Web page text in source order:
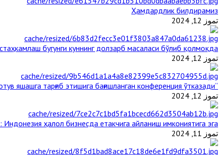
Ҳамдардлик билдирамиз
تموز 12, 2024
бугунги куннинг долзарб масаласи бўлиб қолмоқда
تموز 12, 2024
“Ал-Азҳар” Таиландда динларнинг тинч-тотув яшашга тарғиб этишига бағишланган конференция ўтказади
تموز 12, 2024
ҳалол бизнесда етакчига айланиш имкониятига эга
تموز 11, 2024